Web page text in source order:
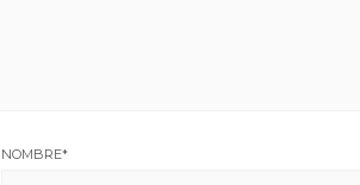
NOMBRE*